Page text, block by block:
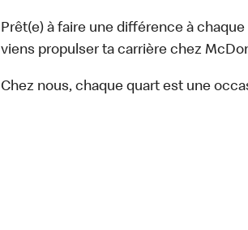
Prêt(e) à faire une différence à
viens propulser ta carrière chez
Chez nous, chaque quart est une